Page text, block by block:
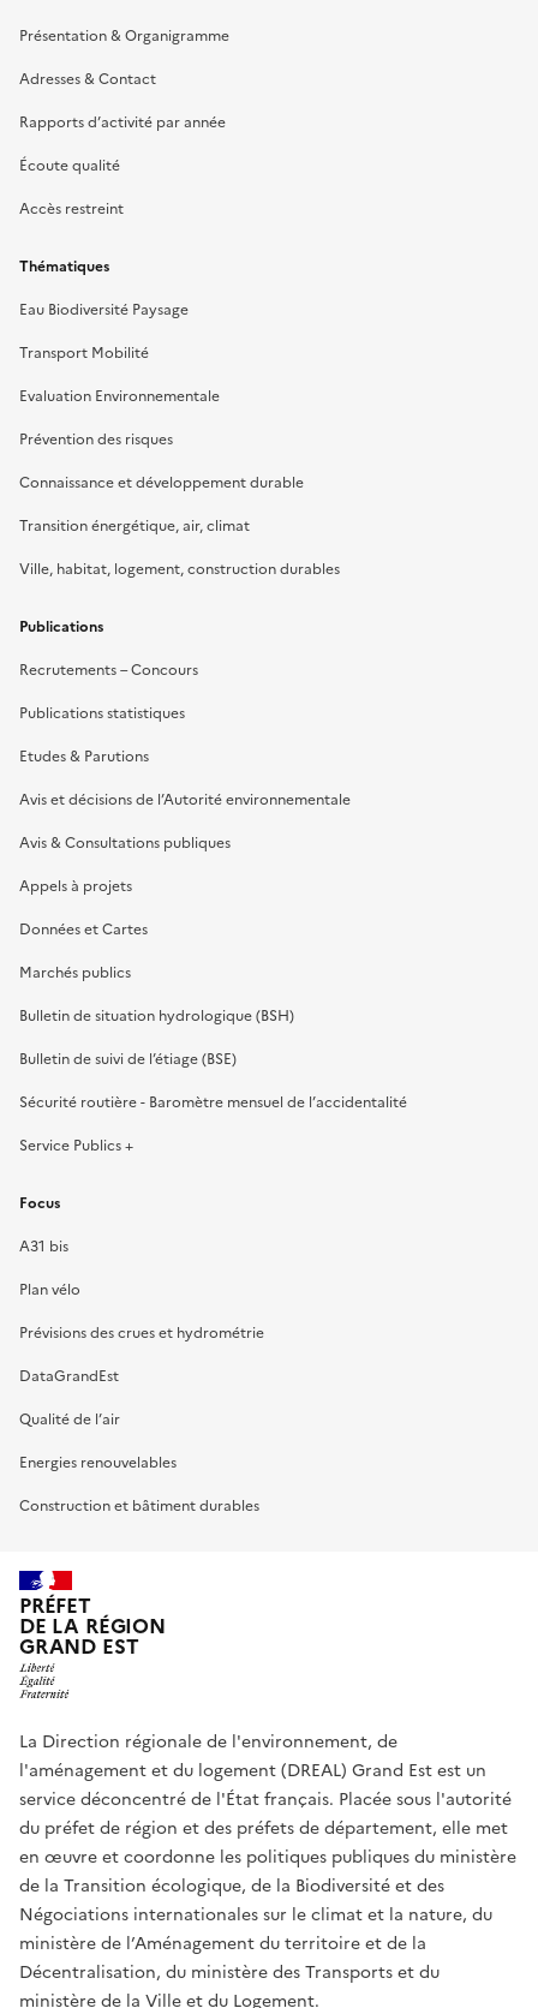
Présentation & Organigramme
Adresses & Contact
Rapports d’activité par année
Écoute qualité
Accès restreint
Thématiques
Eau Biodiversité Paysage
Transport Mobilité
Evaluation Environnementale
Prévention des risques
Connaissance et développement durable
Transition énergétique, air, climat
Ville, habitat, logement, construction durables
Publications
Recrutements – Concours
Publications statistiques
Etudes & Parutions
Avis et décisions de l’Autorité environnementale
Avis & Consultations publiques
Appels à projets
Données et Cartes
Marchés publics
Bulletin de situation hydrologique (BSH)
Bulletin de suivi de l’étiage (BSE)
Sécurité routière - Baromètre mensuel de l’accidentalité
Service Publics +
Focus
A31 bis
Plan vélo
Prévisions des crues et hydrométrie
DataGrandEst
Qualité de l’air
Energies renouvelables
Construction et bâtiment durables
PRÉFET
DE LA RÉGION
GRAND EST
La Direction régionale de l'environnement, de
l'aménagement et du logement (DREAL) Grand Est est un
service déconcentré de l'État français. Placée sous l'autorité
du préfet de région et des préfets de département, elle met
en œuvre et coordonne les politiques publiques du ministère
de la Transition écologique, de la Biodiversité et des
Négociations internationales sur le climat et la nature, du
ministère de l’Aménagement du territoire et de la
Décentralisation, du ministère des Transports et du
ministère de la Ville et du Logement.